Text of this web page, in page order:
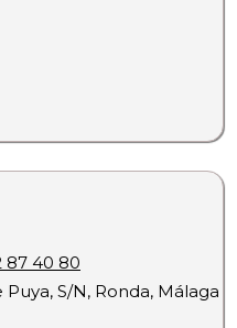
87 40 80
Puya, S/N, Ronda, Málaga